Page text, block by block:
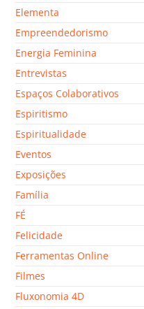
Elementa
Empreendedorismo
Energia Feminina
Entrevistas
Espaços Colaborativos
Espiritismo
Espiritualidade
Eventos
Exposições
Família
FÉ
Felicidade
Ferramentas Online
Filmes
Fluxonomia 4D